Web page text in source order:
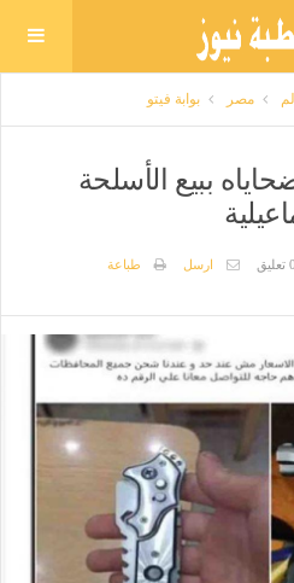
مصر بوابة فيتو
ببيع الأسلحة
0 تعليق ارسل طباعة